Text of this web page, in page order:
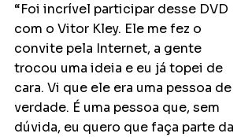
“Foi incrível participar desse DVD
com o Vitor Kley. Ele me fez o
convite pela Internet, a gente
trocou uma ideia e eu já topei de
cara. Vi que ele era uma pessoa de
verdade. É uma pessoa que, sem
dúvida, eu quero que faça parte da